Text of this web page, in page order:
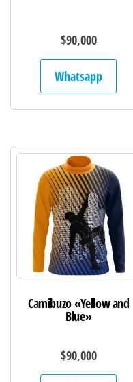
$90,000
Whatsapp
Camibuzo «Yellow and
Blue»
$90,000